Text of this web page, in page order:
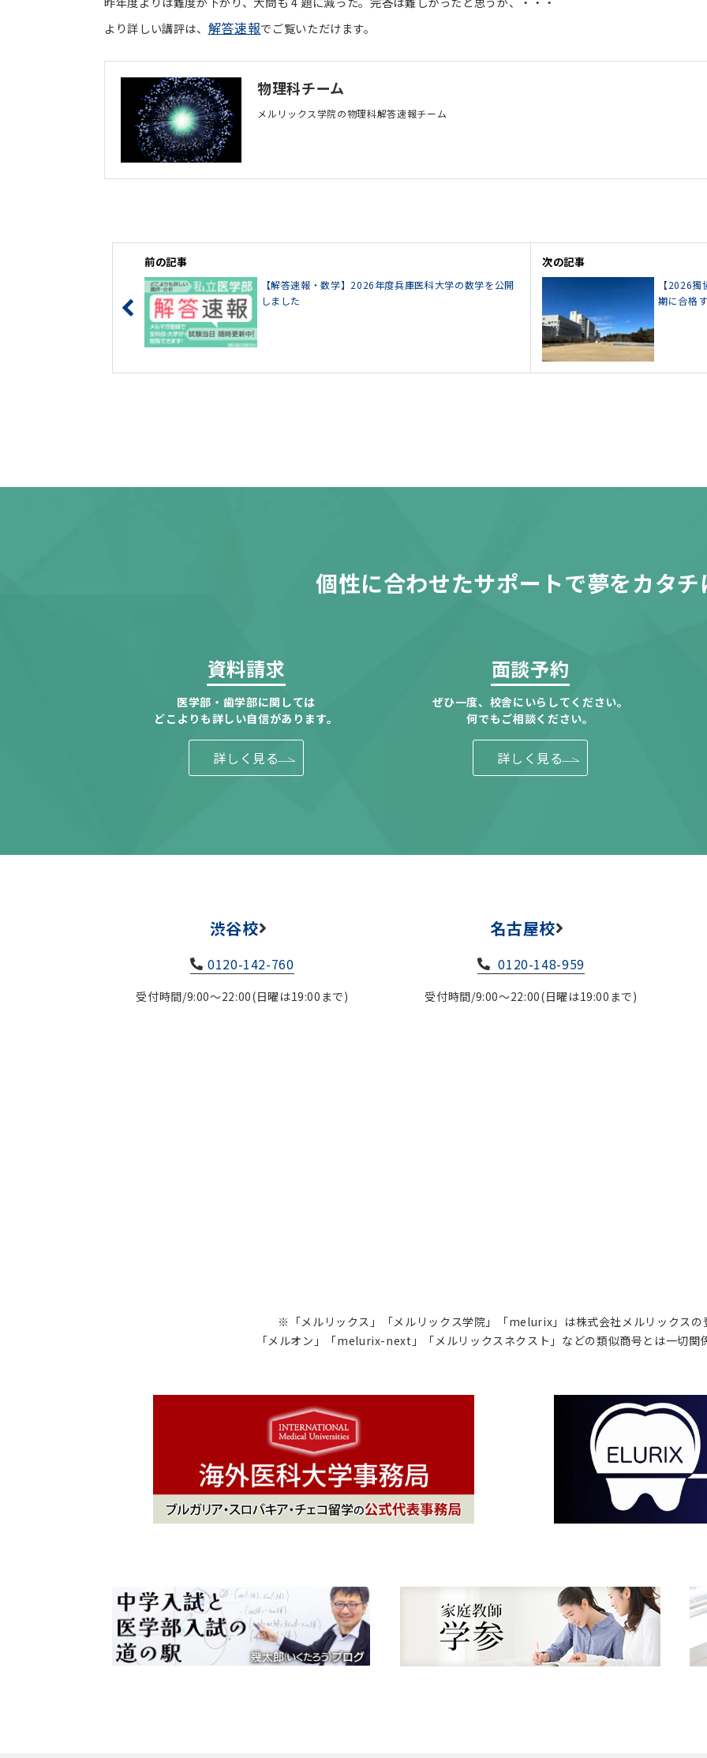
より詳しい講評は、 解答速報でご覧いただけます。
物理科チーム
メルリックス学院の物理科解答速報チーム
前の記事
【解答速報・数学】2026年度兵庫医科大学の数学を公開
しました
次の記事
【2026
期に合格
個性に合わせたサポートで夢をカタチ
資料請求
医学部・歯学部に関しては
どこよりも詳しい自信があります。
詳しく見る
面談予約
ぜひ一度、校舎にいらしてください。
何でもご相談ください。
詳しく見る
渋谷校
0120-142-760
受付時間/9:00～22:00(日曜は19:00まで)
名古屋校
0120-148-959
受付時間/9:00～22:00(日曜は19:00まで)
※「メルリックス」「メルリックス学院」「melurix」は株式会社メルリックスの
「メルオン」「melurix-next」「メルリックスネクスト」などの類似商号とは一切関